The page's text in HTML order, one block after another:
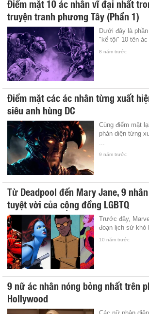
Điểm mặt 10 ác nhân vĩ đại nhất
truyện tranh phương Tây (Phần 1)
Dưới đây là
"kể tội" 10 tên ác
8 năm trước
Điểm mặt các ác nhân từng xuất
siêu anh hùng DC
Cùng điểm mặt
phản diện từng
9 năm trước
Từ Deadpool đến Mary Jane, 9
tuyệt vời của cộng đồng LGBTQ
Trước đây,
đoạn lịch sử khó
10 năm trước
9 nữ ác nhân nóng bỏng nhất trên
Hollywood